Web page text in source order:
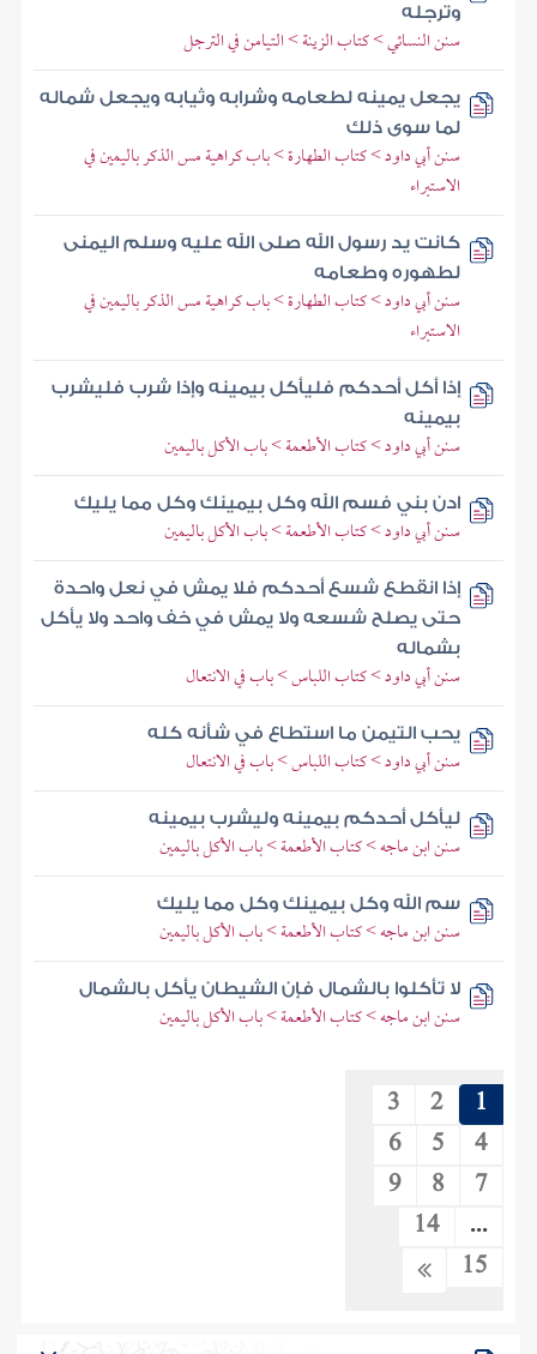
وترجله
سنن النسائي > كتاب الزينة > التيامن في الترجل
يجعل يمينه لطعامه وشرابه وثيابه ويجعل شماله
لما سوى ذلك
سنن أبي داود > كتاب الطهارة > باب كراهية مس الذكر باليمين في
الاستبراء
كانت يد رسول الله صلى الله عليه وسلم اليمنى
لطهوره وطعامه
سنن أبي داود > كتاب الطهارة > باب كراهية مس الذكر باليمين في
الاستبراء
إذا أكل أحدكم فليأكل بيمينه وإذا شرب فليشرب
بيمينه
سنن أبي داود > كتاب الأطعمة > باب الأكل باليمين
ادن بني فسم الله وكل بيمينك وكل مما يليك
سنن أبي داود > كتاب الأطعمة > باب الأكل باليمين
إذا انقطع شسع أحدكم فلا يمش في نعل واحدة
حتى يصلح شسعه ولا يمش في خف واحد ولا يأكل
بشماله
سنن أبي داود > كتاب اللباس > باب في الانتعال
يحب التيمن ما استطاع في شأنه كله
سنن أبي داود > كتاب اللباس > باب في الانتعال
ليأكل أحدكم بيمينه وليشرب بيمينه
سنن ابن ماجه > كتاب الأطعمة > باب الأكل باليمين
سم الله وكل بيمينك وكل مما يليك
سنن ابن ماجه > كتاب الأطعمة > باب الأكل باليمين
لا تأكلوا بالشمال فإن الشيطان يأكل بالشمال
سنن ابن ماجه > كتاب الأطعمة > باب الأكل باليمين
1
2
3
4
5
6
7
8
9
...
14
15